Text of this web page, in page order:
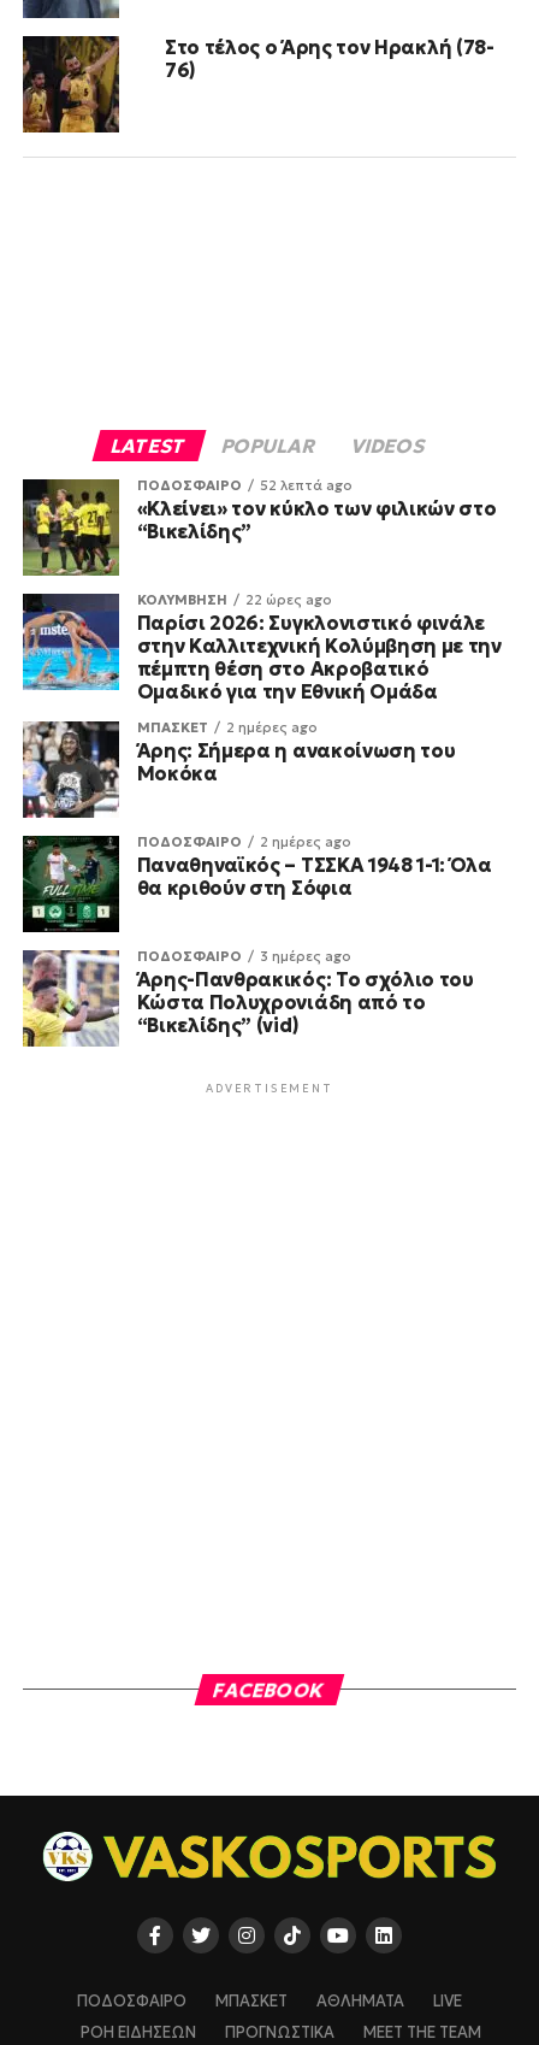
Στο τέλος ο Άρης τον Ηρακλή (78-
76)
LATEST POPULAR VIDEOS
ΠΟΔΟΣΦΑΙΡΟ 52 λεπτά ago
«Κλείνει» τον κύκλο των φιλικών στο
“Βικελίδης”
ΚΟΛΥΜΒΗΣΗ 22 ώρες ago
Παρίσι 2026: Συγκλονιστικό φινάλε
στην Καλλιτεχνική Κολύμβηση με την
πέμπτη θέση στο Ακροβατικό
Ομαδικό για την Εθνική Ομάδα
ΜΠΑΣΚΕΤ 2 ημέρες ago
Άρης: Σήμερα η ανακοίνωση του
Μοκόκα
ΠΟΔΟΣΦΑΙΡΟ 2 ημέρες ago
Παναθηναϊκός – ΤΣΣΚΑ 1948 1-1: Όλα
θα κριθούν στη Σόφια
ΠΟΔΟΣΦΑΙΡΟ 3 ημέρες ago
Άρης-Πανθρακικός: Το σχόλιο του
Κώστα Πολυχρονιάδη από το
“Βικελίδης” (vid)
ADVERTISEMENT
FACEBOOK
ΠΟΔΟΣΦΑΙΡΟ ΜΠΑΣΚΕΤ ΑΘΛΗΜΑΤΑ
LIVE
ΡΟΗ ΕΙΔΗΣΕΩΝ
ΠΡΟΓΝΩΣΤΙΚΑ MEET THE TEAM